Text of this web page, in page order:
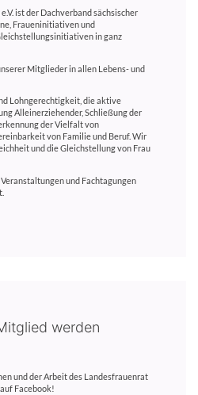
ist der Dachverband sächsischer
Fraueninitiativen und
in ganz
Mitglieder in allen Lebens- und
Lohngerechtigkeit, die aktive
Alleinerziehender, Schließung der
der Vielfalt von
von Familie und Beruf. Wir
und die Gleichstellung von Frau
und Fachtagungen
werden
und der Arbeit des Landesfrauenrat
auf Facebook!